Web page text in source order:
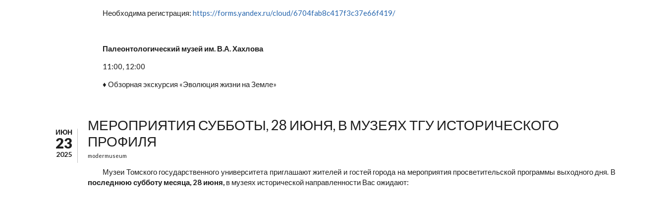
Необходима регистрация: https://forms.yandex.ru/cloud/6704fab8c417f3c37e66f419/
Палеонтологический музей им. В.А. Хахлова
11:00, 12:00
♦ Обзорная экскурсия «Эволюция жизни на Земле»
ИЮН
23
2025
МЕРОПРИЯТИЯ СУББОТЫ, 28 ИЮНЯ, В МУЗЕЯХ ТГУ ИСТОРИЧЕСКОГО
ПРОФИЛЯ
modermuseum
Музеи Томского государственного университета приглашают жителей и гостей города на мероприятия просветительской программы выходного дня. В
последнююсубботу месяца, 28 июня, в музеях исторической направленности Вас ожидают: